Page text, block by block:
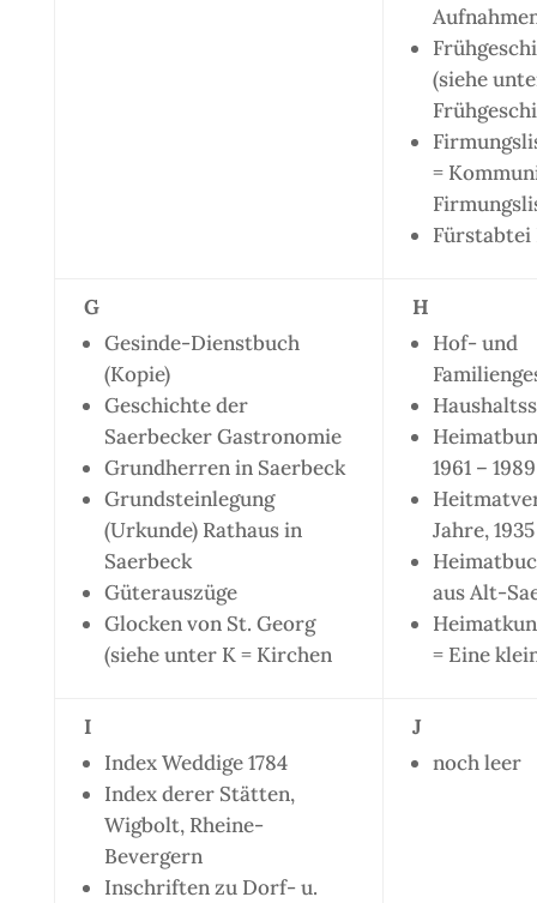
(siehe
=
G
Gesinde-Dienstbuch
(Kopie)
Geschichte der
Saerbecker Gastronomie
Grundherren in Saerbeck
Grundsteinlegung
(Urkunde) Rathaus in
Saerbeck
Güterauszüge
Glocken von St. Georg
(siehe unter K = Kirchen
H
Hof- und
1961 – 1989
Jahre,
aus Alt-
= Eine
I
Index Weddige 1784
Index derer Stätten,
Wigbolt, Rheine-
Bevergern
Inschriften zu Dorf- u.
J
noch leer